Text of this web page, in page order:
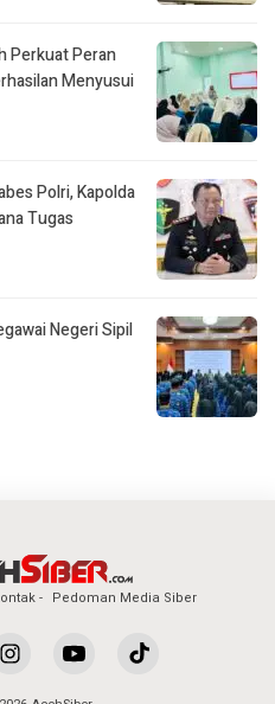
Perkuat Peran
Menyusui
Polri, Kapolda
Tugas
Negeri Sipil
Pedoman Media Siber